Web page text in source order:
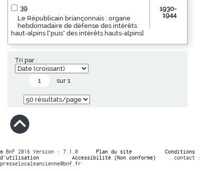
39
Le Républicain briançonnais : organe
hebdomadaire de défense des intérêts
haut-alpins ["puis" des intérêts hauts-alpins]
1930-
1944
Tri par :
sur 1
© BnF 2016 Version : 7.1.0 Plan du site
Conditions
d’utilisation
Accessibilité (Non conforme)
contact :
presselocaleancienne@bnf.fr